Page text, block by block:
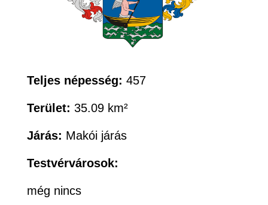
Teljes népesség: 457
Terület: 35.09 km²
Járás: Makói járás
Testvérvárosok:
még nincs